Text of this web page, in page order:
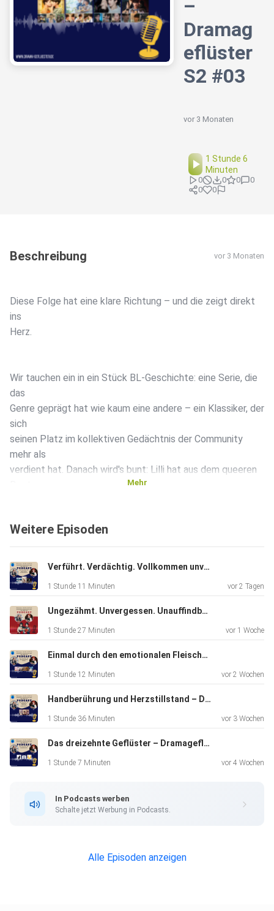
–
Dramag
eflüster
S2 #03
vor 3 Monaten
1 Stunde 6
Minuten
0 0 0
0
0
0
Beschreibung vor 3 Monaten
Diese Folge hat eine klare Richtung – und die zeigt direkt
ins
Herz.
Wir tauchen ein in ein Stück BL-Geschichte: eine Serie, die
das
Genre geprägt hat wie kaum eine andere – ein Klassiker, der
sich
seinen Platz im kollektiven Gedächtnis der Community
mehr als
verdient hat. Danach wird's bunt: Lilli hat aus dem queeren
zart und gewagt alles abdecken.
Und zum Abschluss? Gemeinsam auf der Couch – oder
zumindest so
nah dran wie's online geht. Die Watchparty hat wieder
zugeschlagen, und wir verraten euch, was uns diesmal in
gezogen hat.
Queere Vibes, starke Gefühle, gewohnt viel Geflüster. Ihr
wisst,
Mehr
Weitere Episoden
Verführt. Verdächtig. Vollkommen unvergesslich. – Dramageflüster S2 #18
1 Stunde 11 Minuten vor 2 Tagen
Ungezähmt. Unvergessen. Unauffindbar auf Netflix. – Dramageflüster S2 #17
1 Stunde 27 Minuten vor 1 Woche
Einmal durch den emotionalen Fleischwolf – Dramageflüster S2 #16
1 Stunde 12 Minuten vor 2 Wochen
Handberührung und Herzstillstand – Dramageflüster S2 #15
1 Stunde 36 Minuten vor 3 Wochen
Das dreizehnte Geflüster – Dramageflüster S2 #14
1 Stunde 7 Minuten vor 4 Wochen
In Podcasts werben
Schalte jetzt Werbung in Podcasts.
Alle Episoden anzeigen